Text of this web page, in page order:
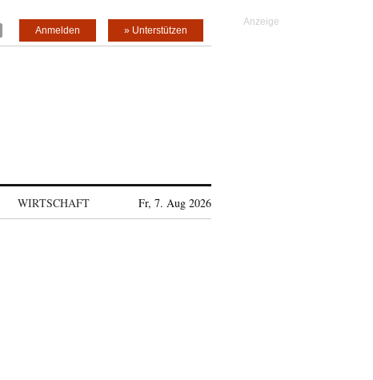
» Unterstützen
Anmelden
WIRTSCHAFT Fr, 7. Aug 2026